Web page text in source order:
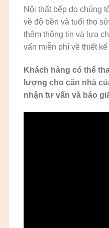
Nội thất bếp do chúng
về độ bền và tuổi thọ
thêm thông tin và lựa
vấn miễn phí về thiết
Khách hàng có thể
lượng cho căn nhà
nhận tư vấn và báo